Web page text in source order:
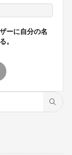
ーに自分の名
。